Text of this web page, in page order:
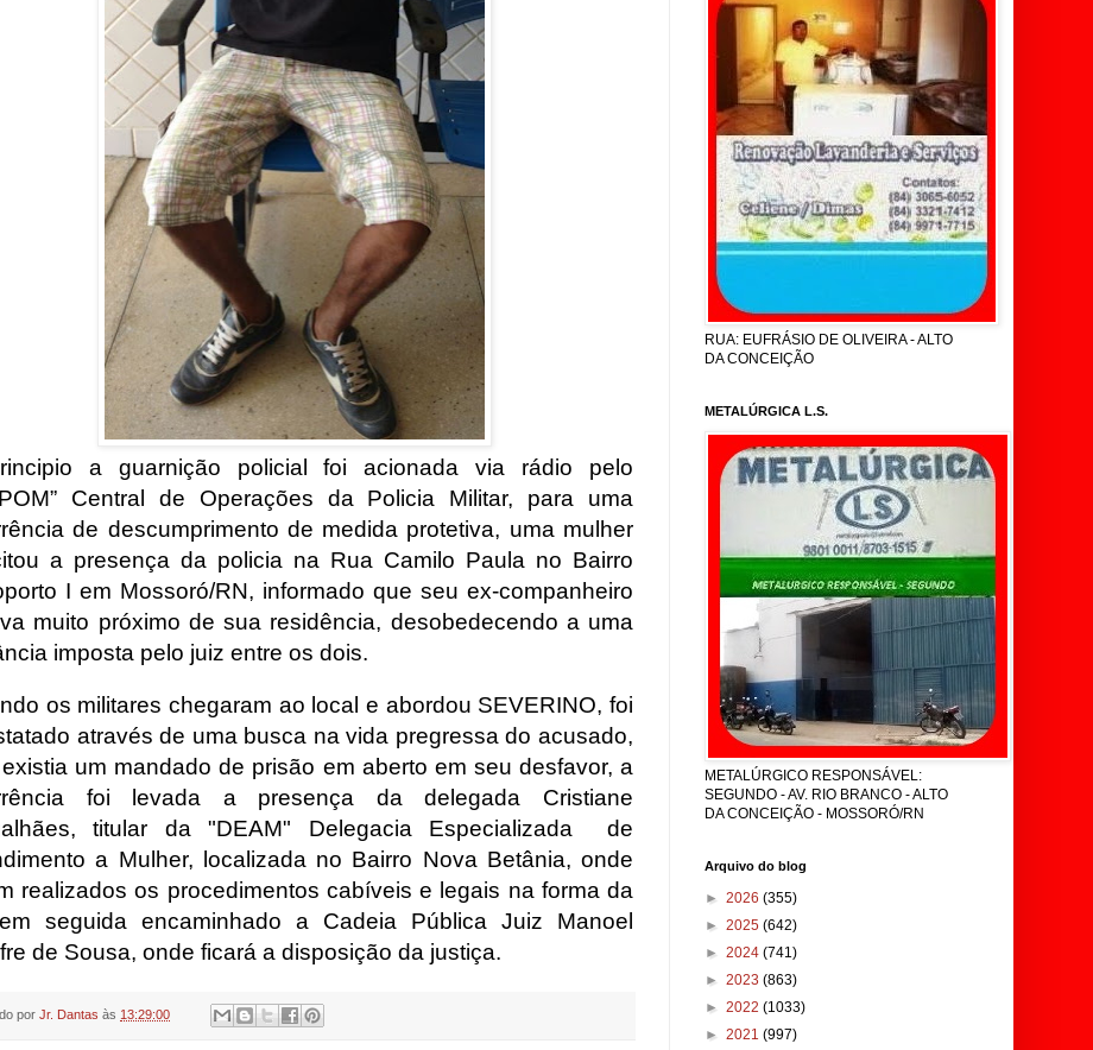
a guarnição policial foi acionada via rádio pelo
Central de Operações da Policia Militar, para uma
de descumprimento de medida protetiva, uma mulher
a presença da policia na Rua Camilo Paula no Bairro
I em Mossoró/RN, informado que seu ex-companheiro
muito próximo de sua residência, desobedecendo a uma
imposta pelo juiz entre os dois.
os militares chegaram ao local e abordou SEVERINO, foi
através de uma busca na vida pregressa do acusado,
um mandado de prisão em aberto em seu desfavor, a
foi levada a presença da delegada Cristiane
titular da "DEAM" Delegacia Especializada de
a Mulher, localizada no Bairro Nova Betânia, onde
realizados os procedimentos cabíveis e legais na forma da
seguida encaminhado a Cadeia Pública Juiz Manoel
de Sousa, onde ficará a disposição da justiça.
por Jr. Dantas às 13:29:00
RUA: EUFRÁSIO DE OLIVEIRA - ALTO
DA CONCEIÇÃO
METALÚRGICA L.S.
METALÚRGICO RESPONSÁVEL:
SEGUNDO - AV. RIO BRANCO - ALTO
DA CONCEIÇÃO - MOSSORÓ/RN
Arquivo do blog
► 2026 (355)
► 2025 (642)
► 2024 (741)
► 2023 (863)
► 2022 (1033)
► 2021 (997)